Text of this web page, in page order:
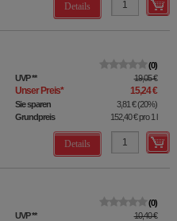
Details
0
UVP** 19,05 €
Unser Preis* 15,24 €
Sie sparen 3,81 €(20%)
Grundpreis
152,40 €pro 1 l
Details
0
UVP** 10,40 €